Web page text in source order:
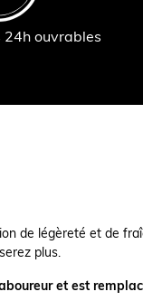
24h ouvrables
de légèreté et de
plus.
et est